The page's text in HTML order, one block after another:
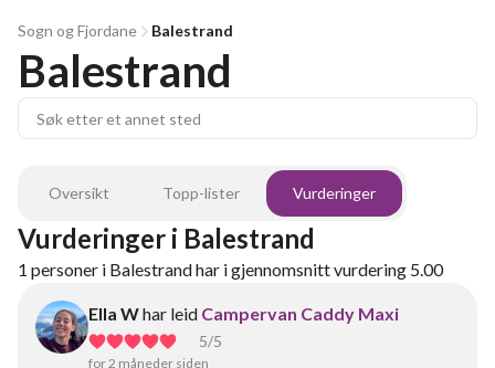
Sogn og Fjordane Balestrand
Balestrand
Oversikt Topp-lister Vurderinger
Vurderinger i Balestrand
1 personer i Balestrandhar i gjennomsnitt vurdering 5.00
Ella Whar leid Campervan Caddy Maxi
5/5
for 2 måneder siden